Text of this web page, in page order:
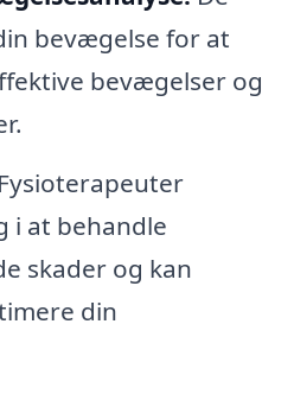
bevægelse for at
bevægelser og
Fysioterapeuter
i at behandle
skader og kan
din